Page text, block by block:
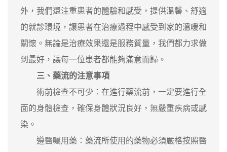
外，我們還注重患者的體驗和感受，提供溫馨、舒適
的就診環境，讓患者在治療過程中感受到家的溫暖和
關懷。無論是治療效果還是服務質量，我們都力求做
到最好，讓每一位患者都能夠滿意而歸。
三、藥流的注意事項
術前檢查不可少：在進行藥流前，一定要進行全
面的身體檢查，確保身體狀況良好，無嚴重疾病或感
染。
遵醫囑用藥：藥流所使用的藥物必須嚴格按照醫